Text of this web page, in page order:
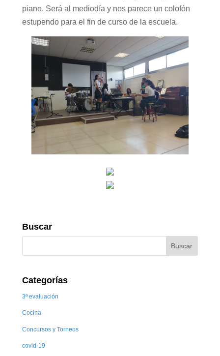
piano. Será al mediodía y nos parece un colofón
estupendo para el fin de curso de la escuela.
Buscar
Categorías
3ª evaluación
Cocina
Concursos y Torneos
covid-19